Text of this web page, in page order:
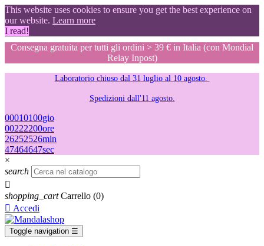
This website uses cookies to ensure you get the best experience on
our website. Learn more
I read!
Consegna gratuita per tutti gli ordini > 39 € in Italia (con Mondial
Relay Inpost)
Laboratorio chiuso dal 31 luglio al 10 agosto.
Spedizioni dall'11 agosto.
00010100gio
00222200ore
26252526min
46454546sec
×
search

shopping_cart Carrello (0)
 Accedi
Toggle navigation ☰